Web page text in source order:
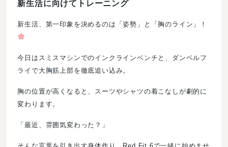
新生活に向けてトレーニング
新生活、第一印象を決めるのは「姿勢」と「胸のライン」！
今日はスミスマシンでのインクラインベンチと、ダンベルフ
ライで大胸筋上部を徹底追い込み。
胸の位置が高くなると、スーツやシャツの着こなしが劇的に
変わります。
「最近、雰囲気変わった？」